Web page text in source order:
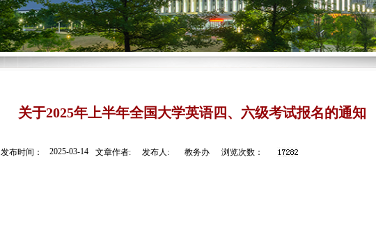
关于2025年上半年全国大学英语四、六级考试报名的通知
发布时间： 2025-03-14 文章作者: 发布人: 教务办 浏览次数：